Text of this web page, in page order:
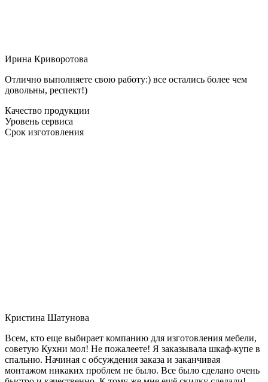
Ирина Криворотова
Отлично выполняете свою работу:) все остались более чем
довольны, респект!)
Качество продукции
Уровень сервиса
Срок изготовления
Кристина Шатунова
Всем, кто еще выбирает компанию для изготовления мебели,
советую Кухни мол! Не пожалеете! Я заказывала шкаф-купе в
спальню. Начиная с обсуждения заказа и заканчивая
монтажом никаких проблем не было. Все было сделано очень